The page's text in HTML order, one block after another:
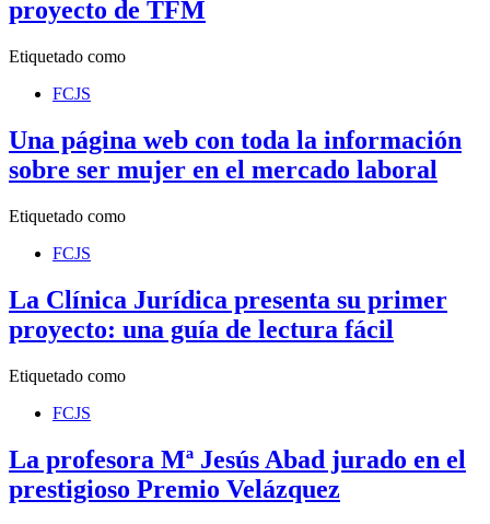
proyecto de TFM
Etiquetado como
FCJS
Una página web con toda la información
sobre ser mujer en el mercado laboral
Etiquetado como
FCJS
La Clínica Jurídica presenta su primer
proyecto: una guía de lectura fácil
Etiquetado como
FCJS
La profesora Mª Jesús Abad jurado en el
prestigioso Premio Velázquez